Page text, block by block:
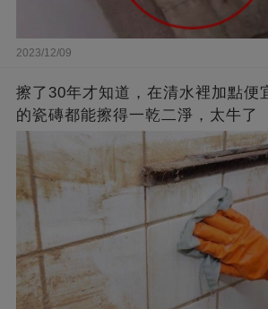
2023/12/09
擦了30年才知道，在清水裡加點便
的瓷磚都能擦得一乾二淨，太牛了